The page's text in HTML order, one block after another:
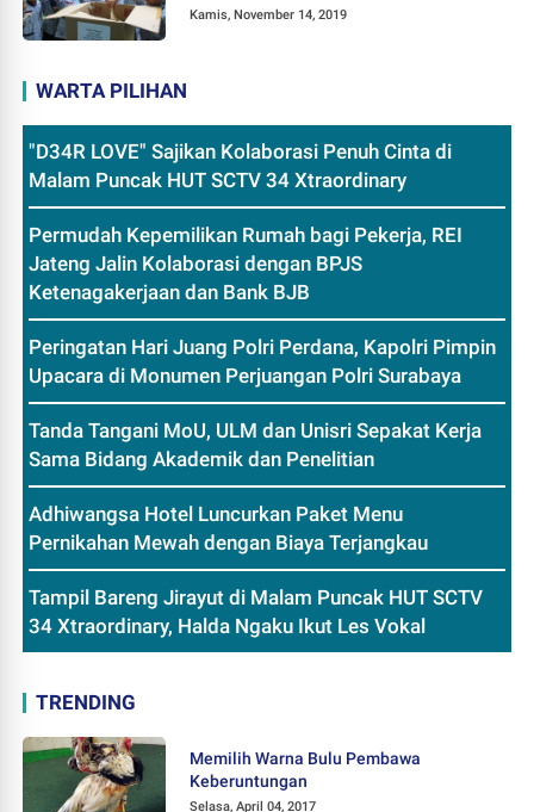
Kamis, November 14, 2019
WARTA PILIHAN
"D34R LOVE" Sajikan Kolaborasi Penuh Cinta di
Malam Puncak HUT SCTV 34 Xtraordinary
Permudah Kepemilikan Rumah bagi Pekerja, REI
Jateng Jalin Kolaborasi dengan BPJS
Ketenagakerjaan dan Bank BJB
Peringatan Hari Juang Polri Perdana, Kapolri Pimpin
Upacara di Monumen Perjuangan Polri Surabaya
Tanda Tangani MoU, ULM dan Unisri Sepakat Kerja
Sama Bidang Akademik dan Penelitian
Adhiwangsa Hotel Luncurkan Paket Menu
Pernikahan Mewah dengan Biaya Terjangkau
Tampil Bareng Jirayut di Malam Puncak HUT SCTV
34 Xtraordinary, Halda Ngaku Ikut Les Vokal
TRENDING
Memilih Warna Bulu Pembawa
Keberuntungan
Selasa, April 04, 2017